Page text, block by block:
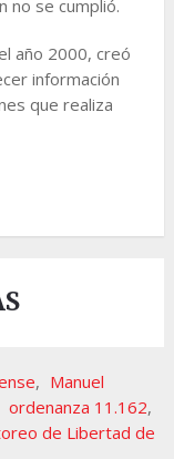
no se cumplió.
año 2000, creó
información
que realiza
, Manuel
ordenanza 11.162,
de Libertad de